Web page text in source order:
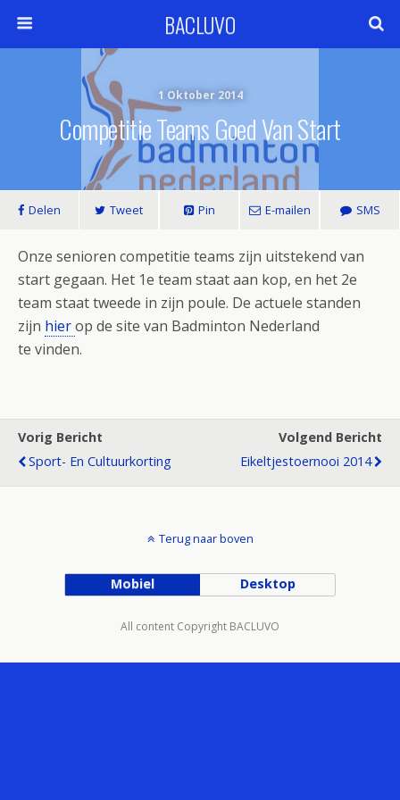
BACLUVO
1 Oktober 2014
Competitie Teams Goed Van Start
Delen Tweet Pin E-mailen SMS
Onze senioren competitie teams zijn uitstekend van
start gegaan. Het 1e team staat aan kop, en het 2e
team staat tweede in zijn poule. De actuele standen
zijn hierop de site van Badminton Nederland
te vinden.
Vorig Bericht
Sport- En Cultuurkorting
Volgend Bericht
Eikeltjestoernooi 2014
Terug naar boven
Mobiel Desktop
All content Copyright BACLUVO